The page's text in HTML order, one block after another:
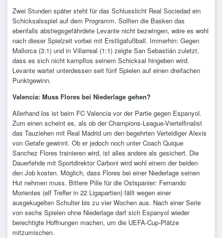
Zwei Stunden später steht für das Schlusslicht Real Sociedad ein
Schicksalsspiel auf dem Programm. Sollten die Basken das
ebenfalls abstiegsgefährdete Levante nicht bezwingen, wäre es wohl
nach dieser Spielzeit vorbei mit Erstligafußball. Immerhin: Gegen
Mallorca (3:1) und in Villarreal (1:1) zeigte San Sebastián zuletzt,
dass es sich nicht kampflos seinem Schicksal hingeben wird.
Levante wartet unterdessen seit fünf Spielen auf einen dreifachen
Punktgewinn.
Valencia: Muss Flores bei Niederlage gehen?
Allerhand los ist beim FC Valencia vor der Partie gegen Espanyol.
Zum einen scheint es, als ob der Champions-League-Viertelfinalist
das Tauziehen mit Real Madrid um den begehrten Verteidiger Alexis
von Getafe gewinnt. Ob er jedoch noch unter Coach Quique
Sanchez Flores trainieren wird, ist alles andere als gesichert. Die
Dauerfehde mit Sportdirektor Carboni wird wohl einem der beiden
den Job kosten. Möglich, dass Flores bei einer Niederlage seinen
Hut nehmen muss. Bittere Pille für die Ostspanier: Fernando
Morientes (elf Treffer in 22 Ligapartien) fällt wegen einer
ausgekugelten Schulter bis zu vier Wochen aus. Nach einer Serie
von sechs Spielen ohne Niederlage darf sich Espanyol wieder
berechtigte Hoffnungen machen, um die UEFA-Cup-Plätze
mitzumischen.